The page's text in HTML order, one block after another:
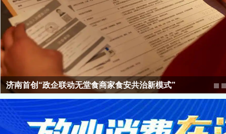
以赛砺技 载誉前行！济南市代表队荣获首届山东...